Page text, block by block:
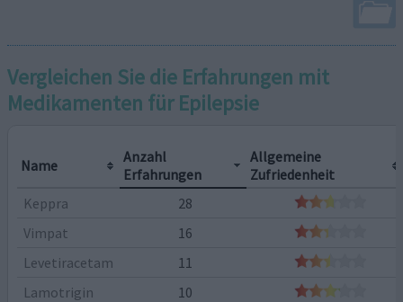
Vergleichen Sie die Erfahrungen mit
Medikamenten für Epilepsie
Name
Anzahl
Erfahrungen
Allgemeine
Zufriedenheit
Keppra
28
Vimpat
16
Levetiracetam
11
Lamotrigin
10